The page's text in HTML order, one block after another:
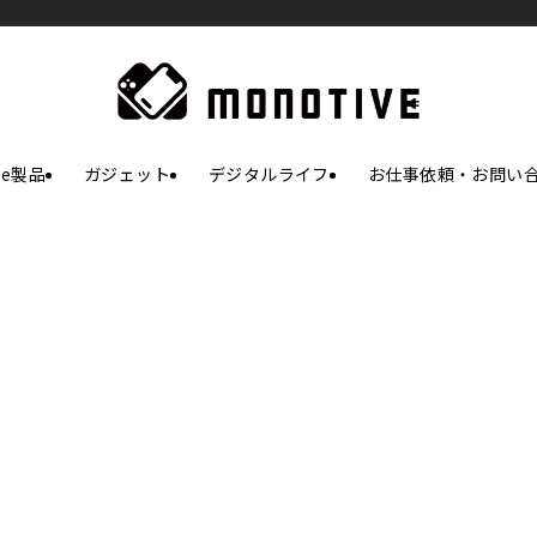
製品 ガジェット デジタルライフ お仕事依頼・お問い